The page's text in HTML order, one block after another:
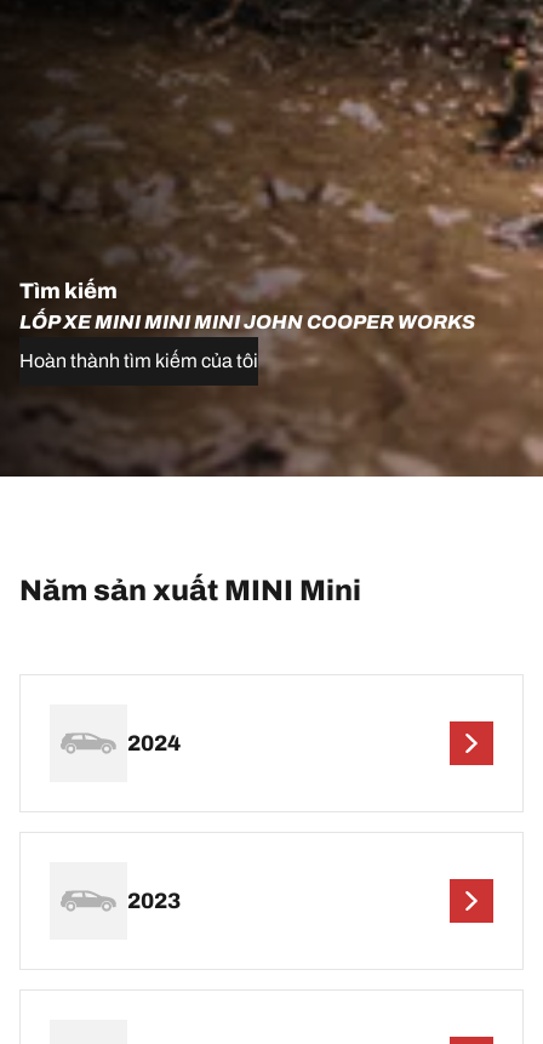
Tìm kiếm
LỐP XE MINI MINI MINI JOHN COOPER WORKS
Hoàn thành tìm kiếm của tôi
Năm sản xuất MINI Mini
2024
2023